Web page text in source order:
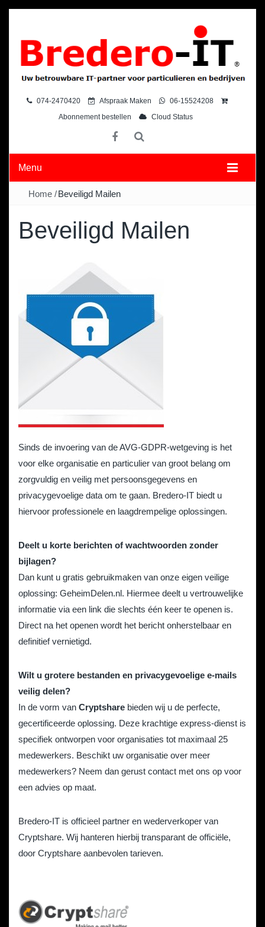
074-2470420 Afspraak Maken
06-15524208
Abonnement bestellen
Cloud Status
Menu
Home /Beveiligd Mailen
Beveiligd Mailen
Sinds de invoering van de AVG-GDPR-wetgeving is het
voor elke organisatie en particulier van groot belang om
zorgvuldig en veilig met persoonsgegevens en
privacygevoelige data om te gaan. Bredero-IT biedt u
hiervoor professionele en laagdrempelige oplossingen.
Deelt u korte berichten of wachtwoorden zonder
bijlagen?
Dan kunt u gratis gebruikmaken van onze eigen veilige
oplossing: GeheimDelen.nl. Hiermee deelt u vertrouwelijke
informatie via een link die slechts één keer te openen is.
Direct na het openen wordt het bericht onherstelbaar en
definitief vernietigd.
Wilt u grotere bestanden en privacygevoelige e-mails
veilig delen?
In de vorm van Cryptshare bieden wij u de perfecte,
gecertificeerde oplossing. Deze krachtige express-dienst is
specifiek ontworpen voor organisaties tot maximaal 25
medewerkers. Beschikt uw organisatie over meer
medewerkers? Neem dan gerust contact met ons op voor
een advies op maat.
Bredero-IT is officieel partner en wederverkoper van
Cryptshare. Wij hanteren hierbij transparant de officiële,
door Cryptshare aanbevolen tarieven.